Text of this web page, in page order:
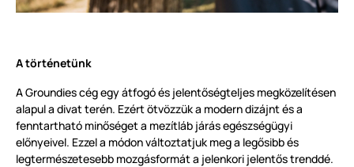
A történetünk
A Groundies cég egy átfogó és jelentőségteljes megközelítésen
alapul a divat terén. Ezért ötvözzük a modern dizájnt és a
fenntartható minőséget a mezítláb járás egészségügyi
előnyeivel. Ezzel a módon változtatjuk meg a legősibb és
legtermészetesebb mozgásformát a jelenkori jelentős trenddé.